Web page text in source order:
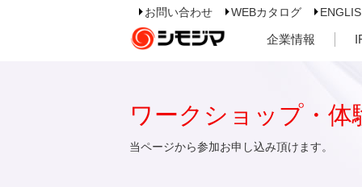
お問い合わせ WEBカタログ
企業情報
ワークショップ・体
当ページから参加お申し込み頂けます。